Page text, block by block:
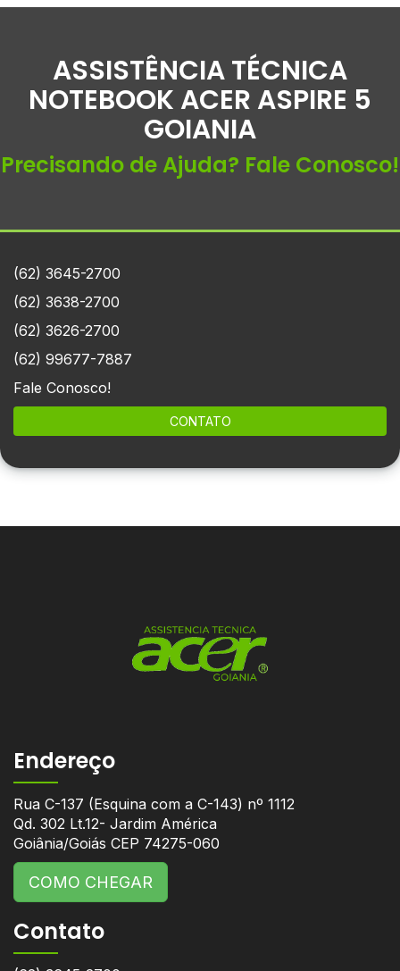
ASSISTÊNCIA TÉCNICA
NOTEBOOK ACER ASPIRE 5
GOIANIA
Precisando de Ajuda? Fale Conosco!
(62) 3645-2700
(62) 3638-2700
(62) 3626-2700
(62) 99677-7887
Fale Conosco!
CONTATO
Endereço
Rua C-137 (Esquina com a C-143) nº 1112
Qd. 302 Lt.12- Jardim América
Goiânia/Goiás CEP 74275-060
COMO CHEGAR
Contato